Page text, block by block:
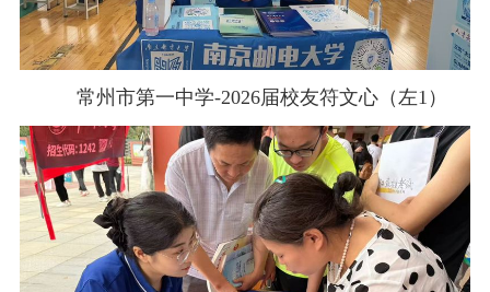
常州市第一中学-2026届校友符文心（左1 ）